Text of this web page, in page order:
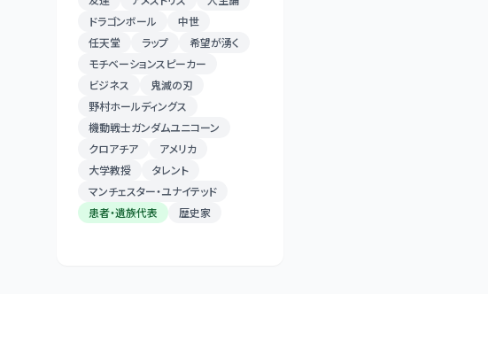
ドラゴンボール
中世
任天堂
ラップ
希望が湧く
モチベーションスピーカー
ビジネス
鬼滅の刃
野村ホールディングス
機動戦士ガンダムユニコーン
クロアチア
アメリカ
大学教授
タレント
マンチェスター・ユナイテッド
患者・遺族代表
歴史家